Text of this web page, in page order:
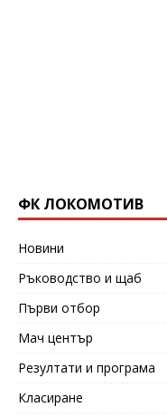
ФК ЛОКОМОТИВ
Новини
Ръководство и щаб
Първи отбор
Мач център
Резултати и програма
Класиране